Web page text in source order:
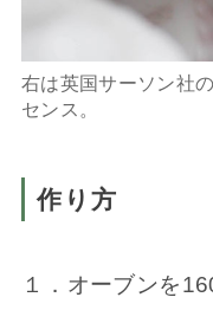
右は英国サーソン社
センス。
作り方
１．オーブンを